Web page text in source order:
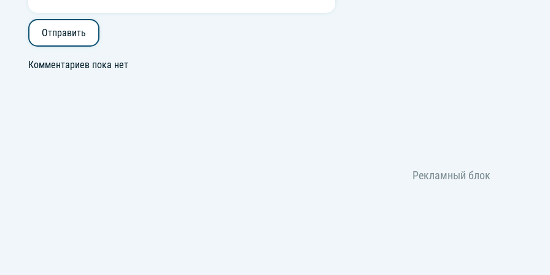
Отправить
Комментариев пока нет